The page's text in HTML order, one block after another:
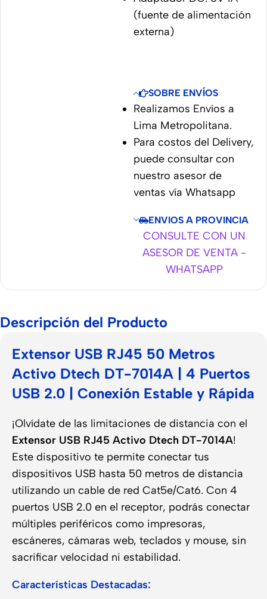
(fuente de alimentación
externa)
SOBRE ENVÍOS
Realizamos Envíos a
Lima Metropolitana.
Para costos del Delivery,
puede consultar con
nuestro asesor de
ventas vía Whatsapp
ENVIOS A PROVINCIA
CONSULTE CON UN
ASESOR DE VENTA -
WHATSAPP
Descripción del Producto
Extensor USB RJ45 50 Metros
Activo Dtech DT-7014A | 4 Puertos
USB 2.0 | Conexión Estable y Rápida
¡Olvídate de las limitaciones de distancia con el
Extensor USB RJ45 Activo Dtech DT-7014A!
Este dispositivo te permite conectar tus
dispositivos USB hasta 50 metros de distancia
utilizando un cable de red Cat5e/Cat6. Con 4
puertos USB 2.0 en el receptor, podrás conectar
múltiples periféricos como impresoras,
escáneres, cámaras web, teclados y mouse, sin
sacrificar velocidad ni estabilidad.
Características Destacadas: